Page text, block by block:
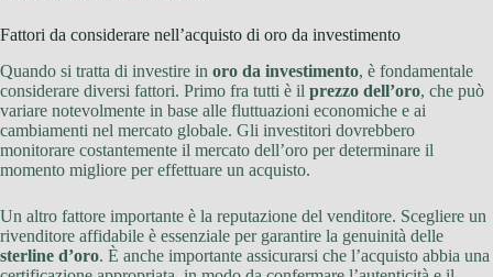
Fattori da considerare nell’acquisto di oro da investimento
Quando si tratta di investire in oro da investimento, è fondamentale
considerare diversi fattori. Primo fra tutti è il prezzo dell’oro, che può
variare notevolmente in base alle fluttuazioni economiche e ai
cambiamenti nel mercato globale. Gli investitori dovrebbero
monitorare costantemente il mercato dell’oro per determinare il
momento migliore per effettuare un acquisto.
Un altro fattore importante è la reputazione del venditore. Scegliere un
rivenditore affidabile è essenziale per garantire la genuinità delle
sterline d’oro. È anche importante assicurarsi che l’acquisto abbia una